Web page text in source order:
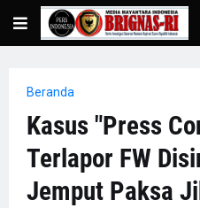
Beranda
Kasus "Press
Terlapor FW
Jemput Paksa